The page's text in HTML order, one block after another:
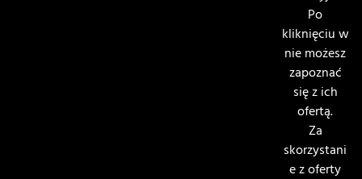
Po
kliknięciu w
nie możesz
zapoznać
się z ich
ofertą.
Za
skorzystani
e z oferty